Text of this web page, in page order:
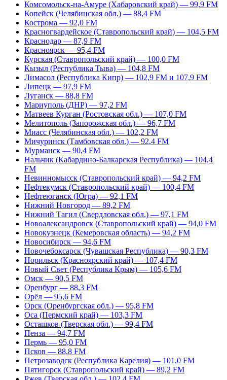
Комсомольск-на-Амуре (Хабаровский край) — 99,9 FM
Копейск (Челябинская обл.) — 88,4 FM
Кострома — 92,0 FM
Красногвардейское (Ставропольский край) — 104,5 FM
Краснодар — 87,9 FM
Красноярск — 95,4 FM
Курская (Ставропольский край) — 100,0 FM
Кызыл (Республика Тыва) — 104,8 FM
Лимасол (Республика Кипр) — 102,9 FM и 107,9 FM
Липецк — 97,9 FM
Луганск — 88,8 FM
Мариуполь (ДНР) — 97,2 FM
Матвеев Курган (Ростовская обл.) — 107,0 FM
Мелитополь (Запорожская обл.) — 96,7 FM
Миасс (Челябинская обл.) — 102,2 FM
Мичуринск (Тамбовская обл.) — 92,4 FM
Мурманск — 90,4 FM
Нальчик (Кабардино-Балкарская Республика) — 104,4
FM
Невинномысск (Ставропольский край) — 94,2 FM
Нефтекумск (Ставропольский край) — 100,4 FM
Нефтеюганск (Югра) — 92,1 FM
Нижний Новгород — 89,2 FM
Нижний Тагил (Свердловская обл.) — 97,1 FM
Новоалександровск (Ставропольский край) — 94,0 FM
Новокузнецк (Кемеровская область) — 94,2 FM
Новосибирск — 94,6 FM
Новочебоксарск (Чувашская Республика) — 90,3 FM
Норильск (Красноярский край) — 107,4 FM
Новый Свет (Республика Крым) — 105,6 FM
Омск — 90,5 FM
Оренбург — 88,3 FM
Орёл — 95,6 FM
Орск (Оренбургская обл.) — 95,8 FM
Оса (Пермский край) — 103,3 FM
Осташков (Тверская обл.) — 99,4 FM
Пенза — 94,7 FM
Пермь — 95,0 FM
Псков — 88,8 FM
Петрозаводск (Республика Карелия) — 101,0 FM
Пятигорск (Ставропольский край) — 89,2 FM